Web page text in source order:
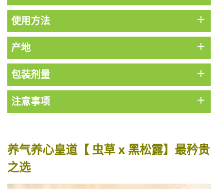
HKD$169 加入购物车
理膚泉 無香大哥大防曬 50ml (2027年4
此商品最多可加购1件
HKD$145
HKD$85
HKD$145
加入购物车
使用方法 add
产地 add
包装剂量 add
注意事项 add
养气养心皇道【 虫草 x 黑松露】最矜贵
之选